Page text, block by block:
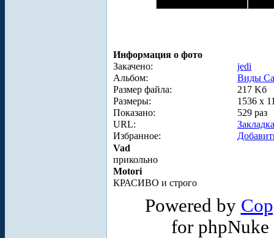
Информация о фото
Закачено:
jedi
Альбом:
Виды
Размер файла:
217 Kб
Размеры:
1536 x
Показано:
529 раз
URL:
Избранное:
Vad
прикольно
Motori
КРАСИВО и строго
Powered by
for